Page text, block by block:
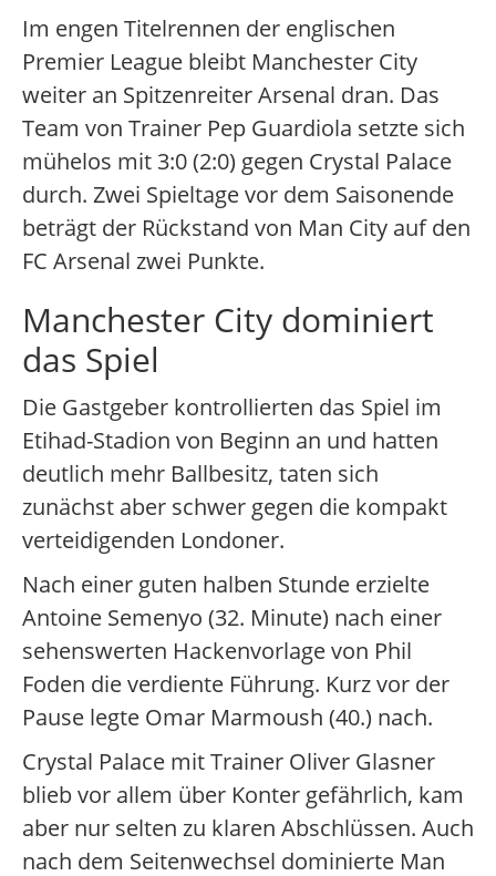
Im engen Titelrennen der englischen
Premier League bleibt Manchester City
weiter an Spitzenreiter Arsenal dran. Das
Team von Trainer Pep Guardiola setzte sich
mühelos mit 3:0 (2:0) gegen Crystal Palace
durch. Zwei Spieltage vor dem Saisonende
beträgt der Rückstand von Man City auf den
FC Arsenal zwei Punkte.
Manchester City dominiert
das Spiel
Die Gastgeber kontrollierten das Spiel im
Etihad-Stadion von Beginn an und hatten
deutlich mehr Ballbesitz, taten sich
zunächst aber schwer gegen die kompakt
verteidigenden Londoner.
Nach einer guten halben Stunde erzielte
Antoine Semenyo (32. Minute) nach einer
sehenswerten Hackenvorlage von Phil
Foden die verdiente Führung. Kurz vor der
Pause legte Omar Marmoush (40.) nach.
Crystal Palace mit Trainer Oliver Glasner
blieb vor allem über Konter gefährlich, kam
aber nur selten zu klaren Abschlüssen. Auch
nach dem Seitenwechsel dominierte Man